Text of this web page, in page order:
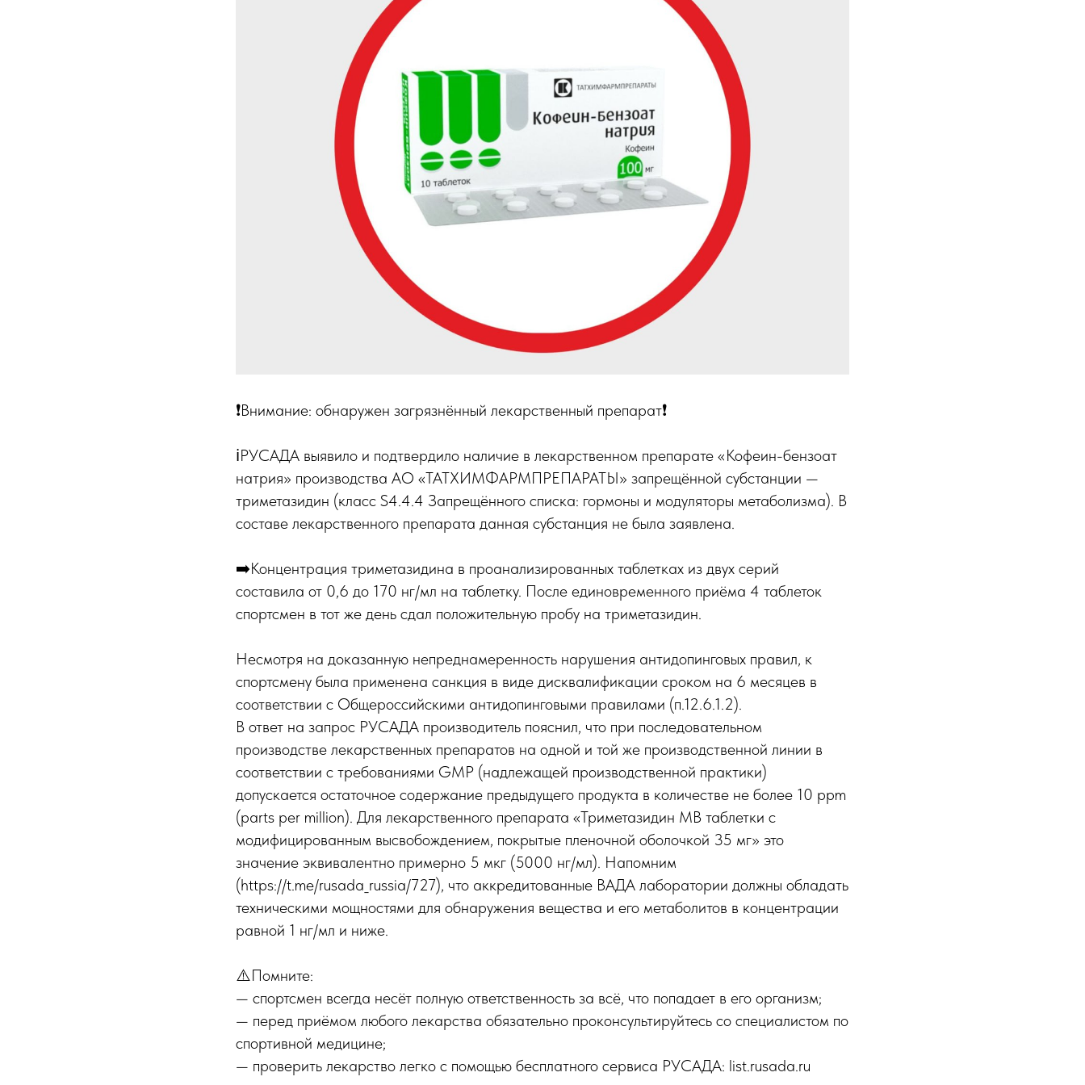
❗️Внимание: обнаружен загрязнённый лекарственный препарат❗️
ℹ️РУСАДА выявило и подтвердило наличие в лекарственном препарате «Кофеин-бензоат
натрия» производства АО «ТАТХИМФАРМПРЕПАРАТЫ» запрещённой субстанции —
триметазидин (класс S4.4.4 Запрещённого списка: гормоны и модуляторы метаболизма). В
составе лекарственного препарата данная субстанция не была заявлена.
➡️Концентрация триметазидина в проанализированных таблетках из двух серий
составила от 0,6 до 170 нг/мл на таблетку. После единовременного приёма 4 таблеток
спортсмен в тот же день сдал положительную пробу на триметазидин.
Несмотря на доказанную непреднамеренность нарушения антидопинговых правил, к
спортсмену была применена санкция в виде дисквалификации сроком на 6 месяцев в
соответствии с Общероссийскими антидопинговыми правилами (п.12.6.1.2).
В ответ на запрос РУСАДА производитель пояснил, что при последовательном
производстве лекарственных препаратов на одной и той же производственной линии в
соответствии с требованиями GMP (надлежащей производственной практики)
допускается остаточное содержание предыдущего продукта в количестве не более 10 ppm
(parts per million). Для лекарственного препарата «Триметазидин МВ таблетки с
модифицированным высвобождением, покрытые пленочной оболочкой 35 мг» это
значение эквивалентно примерно 5 мкг (5000 нг/мл). Напомним
(https://t.me/rusada_russia/727), что аккредитованные ВАДА лаборатории должны обладать
техническими мощностями для обнаружения вещества и его метаболитов в концентрации
равной 1 нг/мл и ниже.
⚠️Помните:
— спортсмен всегда несёт полную ответственность за всё, что попадает в его организм;
— перед приёмом любого лекарства обязательно проконсультируйтесь со специалистом по
спортивной медицине;
— проверить лекарство легко с помощью бесплатного сервиса РУСАДА: list.rusada.ru